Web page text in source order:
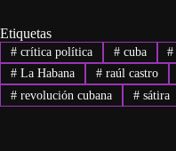
Etiquetas
#crítica política #cuba #
#La Habana #raúl castro
#revolución cubana #sátira